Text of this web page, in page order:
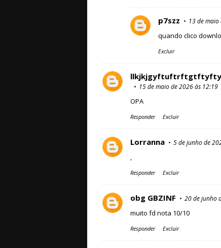
p7szz 13 de
quando clico
Excluir
15 de maio de 2026 às 12:19
OPA
Responder Excluir
Lorranna 5 de junho de
,
Responder Excluir
obg GBZINF 20 de junho
muito fd nota 10/10
Responder Excluir